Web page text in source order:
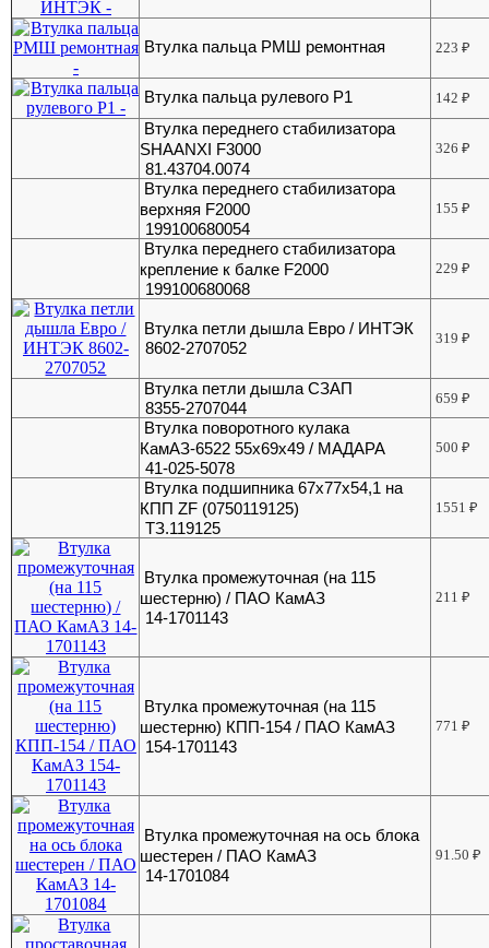
Втулка пальца РМШ ремонтная 223₽
Втулка пальца рулевого Р1 142₽
Втулка переднего стабилизатора
SHAANXI F3000
81.43704.0074
326₽
Втулка переднего стабилизатора
верхняя F2000
199100680054
155₽
Втулка переднего стабилизатора
крепление к балке F2000
199100680068
229₽
Втулка петли дышла Евро / ИНТЭК
8602-2707052
319₽
Втулка петли дышла СЗАП
8355-2707044
659₽
Втулка поворотного кулака
КамАЗ-6522 55х69х49 / МАДАРА
41-025-5078
500₽
Втулка подшипника 67х77х54,1 на
КПП ZF (0750119125)
ТЗ.119125
1551₽
Втулка промежуточная (на 115
шестерню) / ПАО КамАЗ
14-1701143
211₽
Втулка промежуточная (на 115
шестерню) КПП-154 / ПАО КамАЗ
154-1701143
771₽
Втулка промежуточная на ось блока
шестерен / ПАО КамАЗ
14-1701084
91.50₽